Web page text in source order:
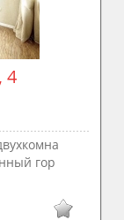
4
гор